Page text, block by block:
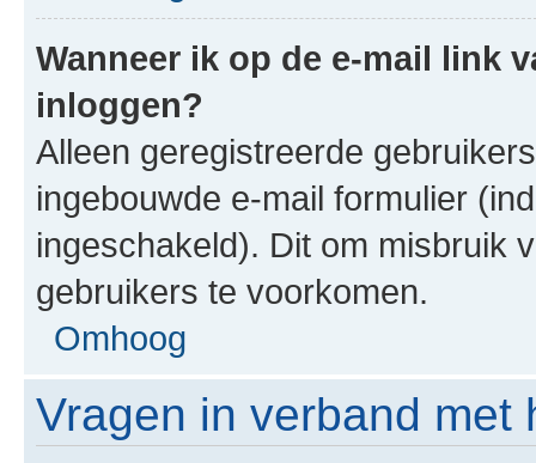
Wanneer ik op de e-mail link
inloggen?
Alleen geregistreerde
ingebouwde e-mail formulier
ingeschakeld). Dit om misbruik
gebruikers te voorkomen.
Omhoog
Vragen in verband met